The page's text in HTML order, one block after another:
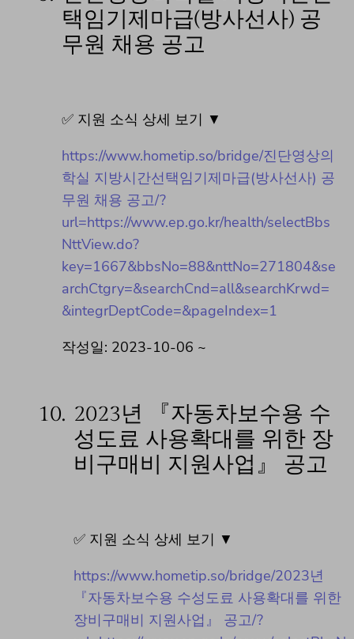
택임기제마급(방사선사) 공
무원 채용 공고
✅ 지원 소식 상세 보기 ▼
https://www.hometip.so/bridge/진단영상의
학실 지방시간선택임기제마급(방사선사) 공
무원 채용 공고/?
url=https://www.ep.go.kr/health/selectBbs
NttView.do?
key=1667&bbsNo=88&nttNo=271804&se
archCtgry=&searchCnd=all&searchKrwd=
&integrDeptCode=&pageIndex=1
작성일: 2023-10-06 ~
10. 2023년 『자동차보수용 수
성도료 사용확대를 위한 장
비구매비 지원사업』 공고
✅ 지원 소식 상세 보기 ▼
https://www.hometip.so/bridge/2023년
『자동차보수용 수성도료 사용확대를 위한
장비구매비 지원사업』 공고/?